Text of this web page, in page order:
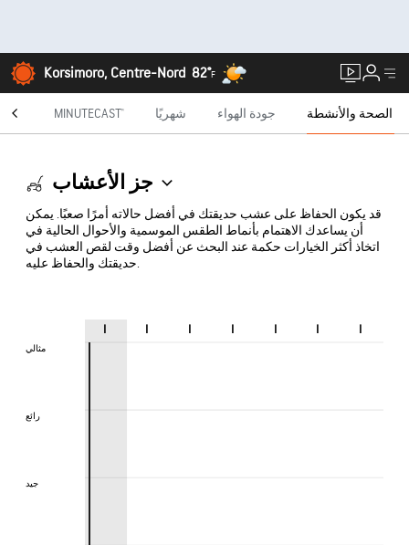
Korsimoro, Centre-Nord 82°F
MINUTECAST® شهريًا جودة الهواء الصحة والأنشطة
جز الأعشاب
قد يكون الحفاظ على عشب حديقتك في أفضل حالاته أمرًا صعبًا. يمكن
أن يساعدك الاهتمام بأنماط الطقس الموسمية والأحوال الحالية في
اتخاذ أكثر الخيارات حكمة عند البحث عن أفضل وقت لقص العشب في
حديقتك والحفاظ عليه.
مثالي
رائع
جيد
ا ا ا ا ا ا ا
مثالي
رائع
جيد